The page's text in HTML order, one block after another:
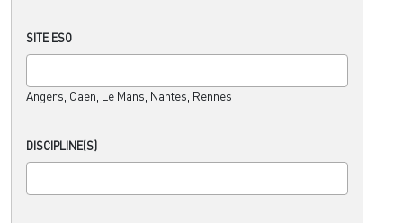
SITE ESO
Angers, Caen, Le Mans, Nantes, Rennes
DISCIPLINE(S)